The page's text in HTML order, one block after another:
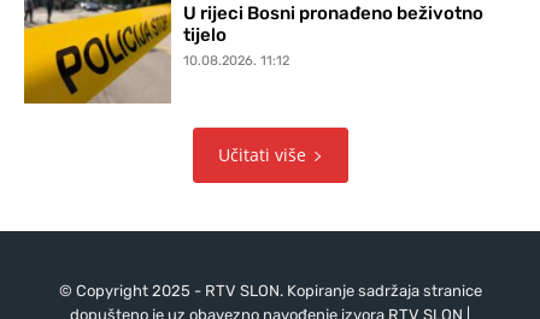
U rijeci Bosni pronađeno beživotno
tijelo
10.08.2026. 11:12
Učitati više
© Copyright 2025 - RTV SLON. Kopiranje sadržaja stranice
dopušteno je uz obavezno navođenje izvora RTV SLON |